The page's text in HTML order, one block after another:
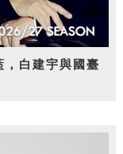
白建宇與國臺